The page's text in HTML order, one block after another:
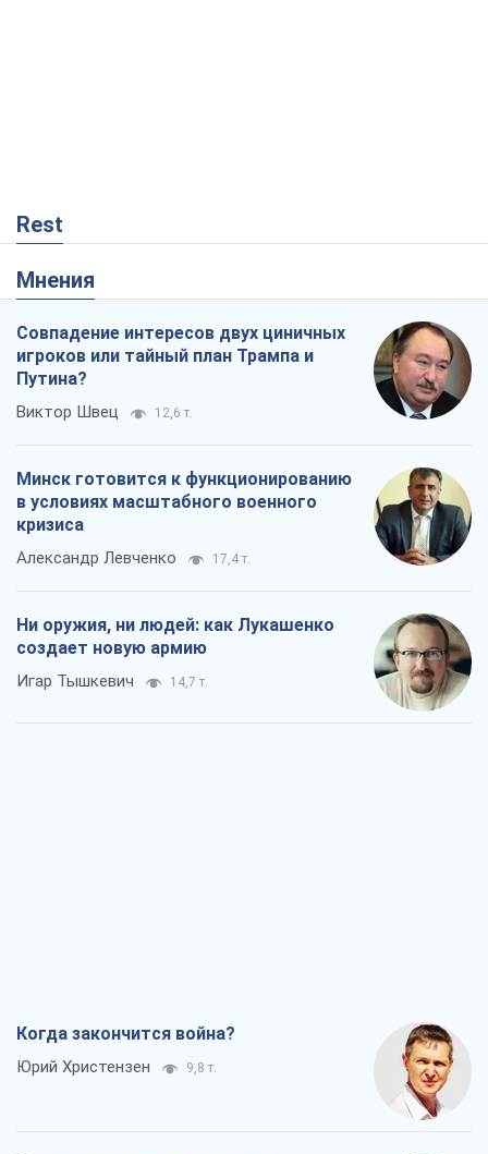
Rest
Мнения
Совпадение интересов двух циничных
игроков или тайный план Трампа и
Путина?
Виктор Швец 12,6 т.
Минск готовится к функционированию
в условиях масштабного военного
кризиса
Александр Левченко 17,4 т.
Ни оружия, ни людей: как Лукашенко
создает новую армию
Игар Тышкевич 14,7 т.
Когда закончится война?
Юрий Христензен 9,8 т.